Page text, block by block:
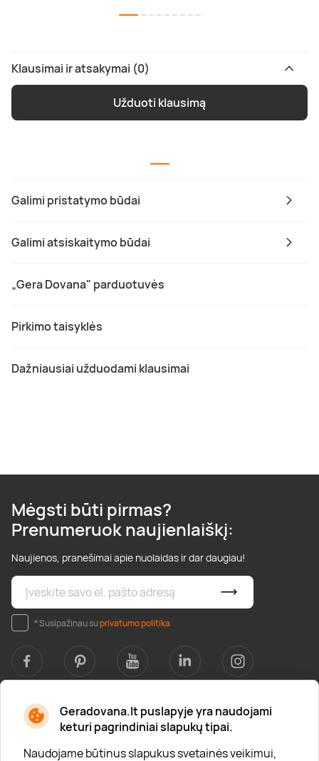
Geradovana.lt puslapyje yra naudojami
keturi pagrindiniai slapukų tipai.
Naudojame būtinus slapukus svetainės veikimui,
Galimi pristatymo būdai
Galimi atsiskaitymo būdai
„Gera Dovana" parduotuvės
Pirkimo taisyklės
Dažniausiai užduodami klausimai
Klausimai ir atsakymai (0)
Užduoti klausimą
Mėgsti būti pirmas?
Prenumeruok naujienlaiškį:
Naujienos, pranešimai apie nuolaidas ir dar daugiau!
* Susipažinau suprivatumo politika
Apie mus
Apie „Gera Dovana“